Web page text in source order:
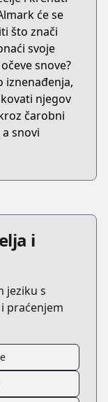
će se
što znači
svoje
snove?
iznenađenja,
njegov
čarobni
snovi
i
jeziku s
praćenjem